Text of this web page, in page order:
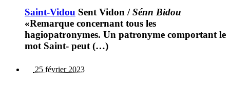
Saint-Vidou Sent Vidon /Sénn Bidou
«Remarque concernant tous les
hagiopatronymes. Un patronyme comportant le
mot Saint- peut (…)
25 février 2023